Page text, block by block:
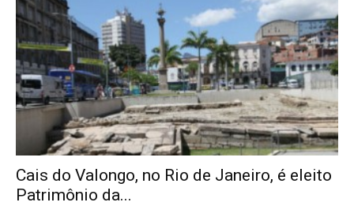
Cais do Valongo, no Rio de Janeiro, é eleito
Patrimônio da...